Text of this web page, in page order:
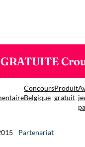
Concours
Belgique
Produit
gratuit
Partenariat